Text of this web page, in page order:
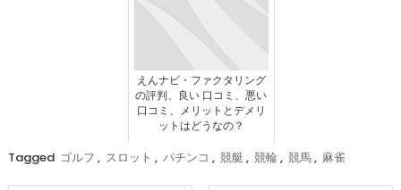
えんナビ・ファクタリング
の評判、良い 口コミ、悪い
口コミ、メリットとデメリ
ットはどうなの？
Tagged ゴルフ , スロット , パチンコ , 競艇 , 競輪, 競馬, 麻雀